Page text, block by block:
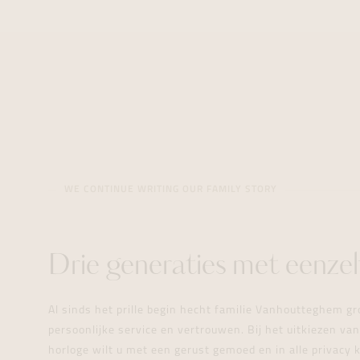
Drie generaties met
Al sinds het prille begin hecht familie Vanhoutteghem
persoonlijke service en vertrouwen. Bij het uitkiezen
horloge wilt u met een gerust gemoed en in alle privacy